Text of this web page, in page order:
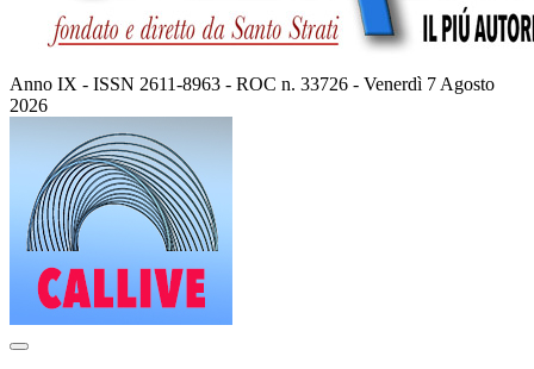
Anno IX - ISSN 2611-8963 - ROC n. 33726 - Venerdì 7 Agosto
2026